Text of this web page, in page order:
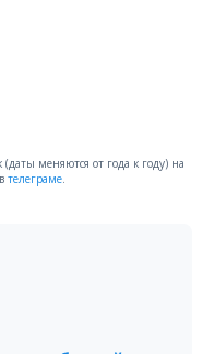
меняются от года к году) на
телеграме.